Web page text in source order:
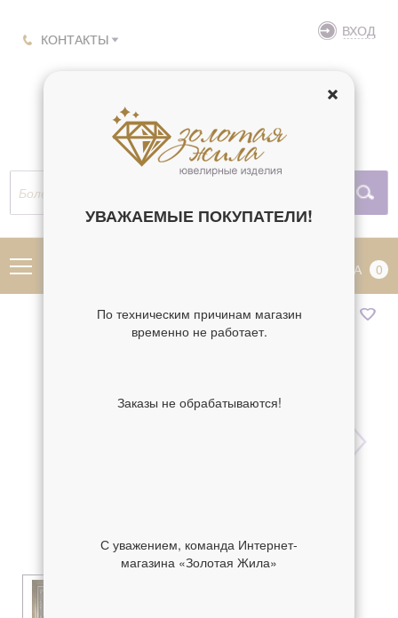
КОНТАКТЫ ВХОД
КОРЗИНА 0
УВАЖАЕМЫЕ ПОКУПАТЕЛИ!
По техническим причинам магазин
временно не работает.
Заказы не обрабатываются!
С уважением, команда Интернет-
магазина «Золотая Жила»